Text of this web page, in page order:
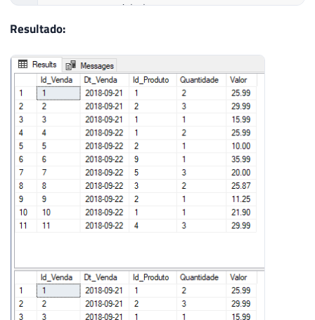
21
22
24
25
26
27
28
29
30
31
    A
.Quantidade,
    A
    dbo
LEFT JOIN dbo.Dim_Venda B ON A
WHERE
.Id_Venda NULL
SELECT * FROM dbo
SELECT * FROM dbo Venda
Resultado: